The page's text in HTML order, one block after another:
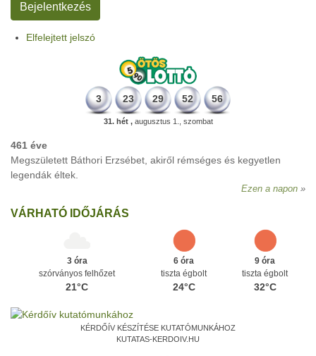
Elfelejtett jelszó
3 23 29 52 56
31. hét ,augusztus 1., szombat
461 éve
Megszületett Báthori Erzsébet, akiről rémséges és kegyetlen
legendák éltek.
Ezen a napon
VÁRHATÓ IDŐJÁRÁS
3 óra
szórványos felhőzet
21°C
6 óra
tiszta égbolt
24°C
9 óra
tiszta égbolt
32°C
KÉRDŐÍV KÉSZÍTÉSE KUTATÓMUNKÁHOZ
KUTATAS-KERDOIV.HU